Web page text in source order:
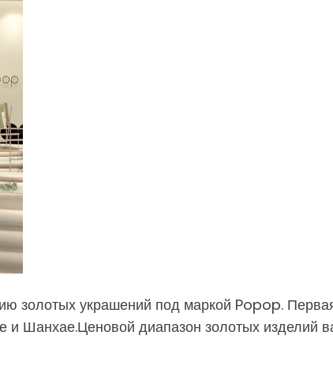
золотых украшений под маркой Popop.
Шанхае.Ценовой диапазон золотых изделий